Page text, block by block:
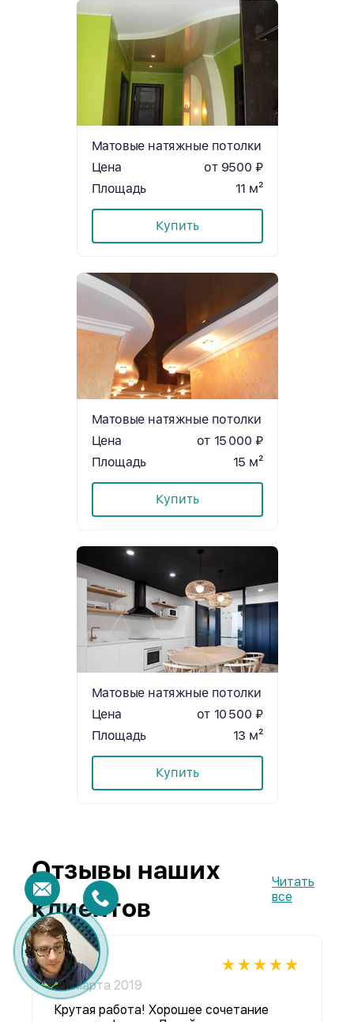
Матовые натяжные потолки
Цена
от 9500 ₽
Площадь
11 м²
Купить
Матовые натяжные потолки
Цена
от 15 000 ₽
Площадь
15 м²
Купить
Матовые натяжные потолки
Цена
от 10 500 ₽
Площадь
13 м²
Купить
Отзывы наших
клиентов
Читать
все
Денис
05 марта 2019
Крутая работа! Хорошее сочетание